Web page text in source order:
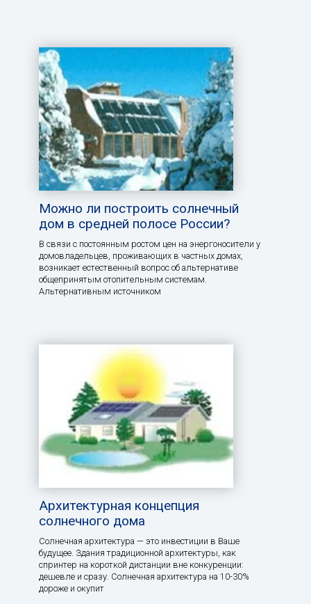
Можно ли построить солнечный
дом в средней полосе России?
В связи с постоянным ростом цен на энергоносители у
домовладельцев, проживающих в частных домах,
возникает естественный вопрос об альтернативе
общепринятым отопительным системам.
Альтернативным источником
Архитектурная концепция
солнечного дома
Солнечная архитектура — это инвестиции в Ваше
будущее. Здания традиционной архитектуры, как
спринтер на короткой дистанции вне конкуренции:
дешевле и сразу. Солнечная архитектура на 10-30%
дороже и окупит